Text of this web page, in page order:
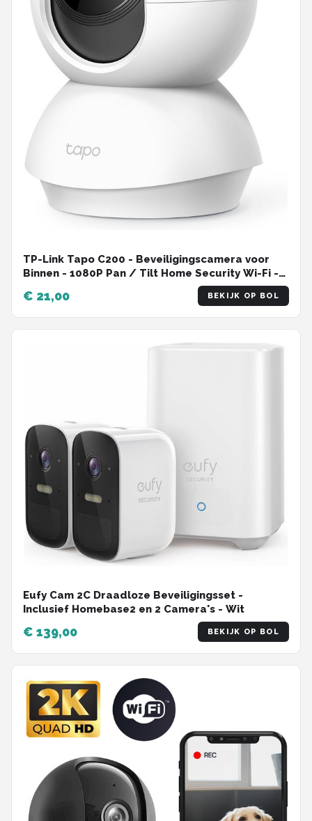
TP-Link Tapo C200 - Beveiligingscamera voor
Binnen - 1080P Pan / Tilt Home Security Wi-Fi -
€ 21,00 BEKIJK OP BOL
Eufy Cam 2C Draadloze Beveiligingsset -
Inclusief Homebase2 en 2 Camera's - Wit
€ 139,00 BEKIJK OP BOL